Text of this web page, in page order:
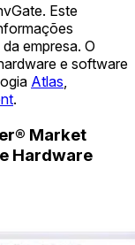
Este
empresa. O
e software
Atlas
.
Market
Hardware